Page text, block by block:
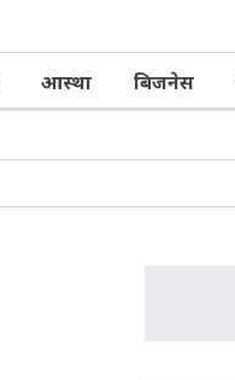
आस्‍था बिजनेस